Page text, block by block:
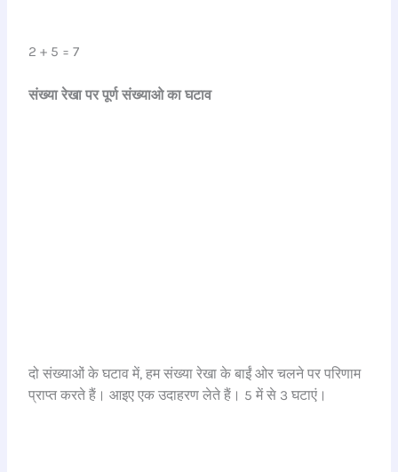
2 + 5 = 7
संख्या रेखा पर पूर्ण संख्याओ का घटाव
दो संख्याओं के घटाव में, हम संख्या रेखा के बाईं ओर चलने पर परिणाम
प्राप्त करते हैं। आइए एक उदाहरण लेते हैं। 5 में से 3 घटाएं।